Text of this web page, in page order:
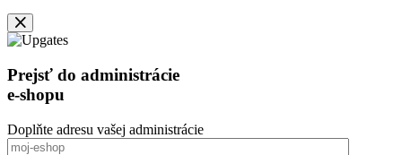
Prejsť do administrácie
e-shopu
Doplňte adresu vašej administrácie